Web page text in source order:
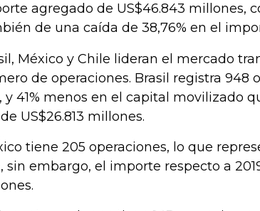
agregado de US$46.843 millones,
de una caída de 38,76% en el
México y Chile lideran el mercado
de operaciones. Brasil registra 948
y 41% menos en el capital movilizado
US$26.813 millones.
tiene 205 operaciones, lo que
sin embargo, el importe respecto a